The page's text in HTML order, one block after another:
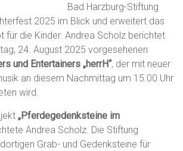
Bad Harzburg-Stiftung
2025 im Blick und erweitert das
für die Kinder. Andrea Scholz berichtet
24. August 2025 vorgesehenen
und Entertainers „herrH“, der mit neuer
an diesem Nachmittag um 15.00 Uhr
wird.
„Pferdegedenksteine im
Andrea Scholz. Die Stiftung
Grab- und Gedenksteine für